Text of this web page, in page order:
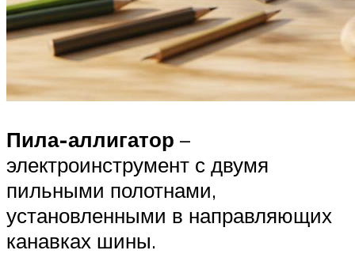
Пила-аллигатор –
электроинструмент с двумя
пильными полотнами,
установленными в направляющих
канавках шины.